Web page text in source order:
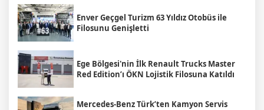
Enver Geçgel Turizm 63 Yıldız Otobüs ile
Filosunu Genişletti
Ege Bölgesi'nin İlk Renault Trucks Master
Red Edition’ı ÖKN Lojistik Filosuna Katıldı
Mercedes-Benz Türk’ten Kamyon Servis